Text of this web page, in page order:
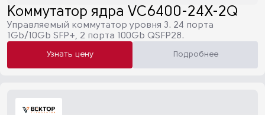
Коммутатор ядра VC6400-24X-2Q
Управляемый коммутатор уровня 3. 24 порта
1Gb/10Gb SFP+, 2 порта 100Gb QSFP28.
Узнать цену Подробнее